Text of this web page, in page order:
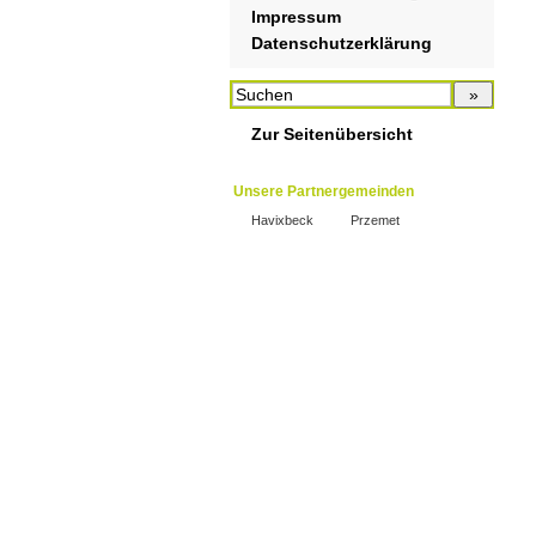
Impressum
Datenschutzerklärung
Zur Seitenübersicht
Unsere Partnergemeinden
Havixbeck Przemet